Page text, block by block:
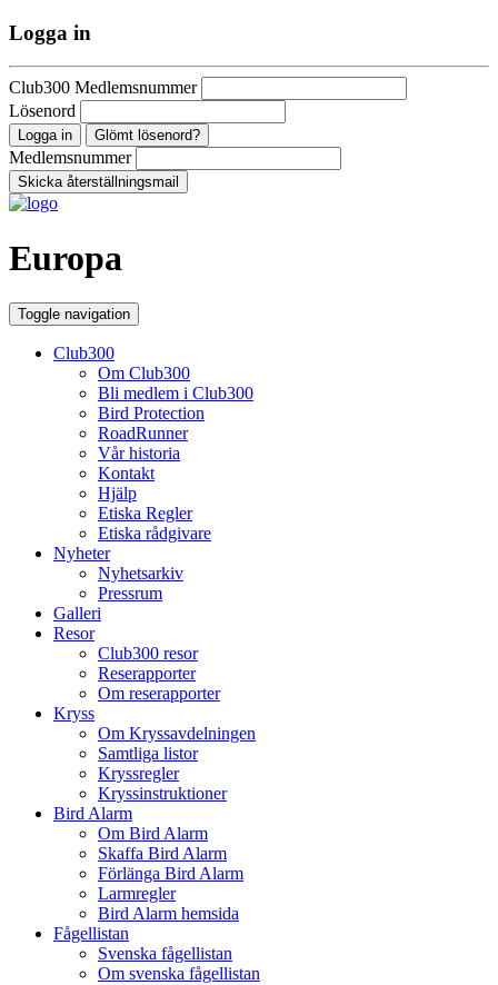
Logga in
Club300 Medlemsnummer
Lösenord
Glömt lösenord?
Medlemsnummer
Europa
Toggle navigation
Club300
Om Club300
Bli medlem i Club300
Bird Protection
RoadRunner
Vår historia
Kontakt
Hjälp
Etiska Regler
Etiska rådgivare
Nyheter
Nyhetsarkiv
Pressrum
Galleri
Resor
Club300 resor
Reserapporter
Om reserapporter
Kryss
Om Kryssavdelningen
Samtliga listor
Kryssregler
Kryssinstruktioner
Bird Alarm
Om Bird Alarm
Skaffa Bird Alarm
Förlänga Bird Alarm
Larmregler
Bird Alarm hemsida
Fågellistan
Svenska fågellistan
Om svenska fågellistan